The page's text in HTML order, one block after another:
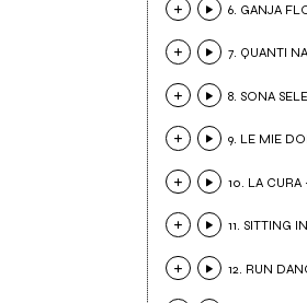
6. GANJA
7. QUANTI
8. SONA
9. LE MIE
10. LA
11. SITTING
12. RUN